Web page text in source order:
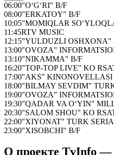
06:00"O‘G‘RI" B/F
08:00"ERKATOY" B/F
10:05"MOMIQLAR
11:45RTV MUSIC
12:15"YULDUZLI OSHXONA"
13:00"OVOZA"
13:10"NIKAMMA" B/F
16:20"TOP-TOP LIVE" KO
17:00"AKS" KINONOVELLASI
18:00"BILMAY SEVDIM"
19:00"OVOZA"
19:30"QADAR VA O‘YIN"
20:30"SALOM SHOU" KO
22:00"XIYONAT" TURK
23:00"XISOBCHI" B/F
О проекте TvInfo —